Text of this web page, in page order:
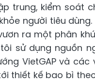
trung, kiểm soát
người tiêu
ra một phân
sử dụng nguồn
VietGAP và
thiết kế bao bì